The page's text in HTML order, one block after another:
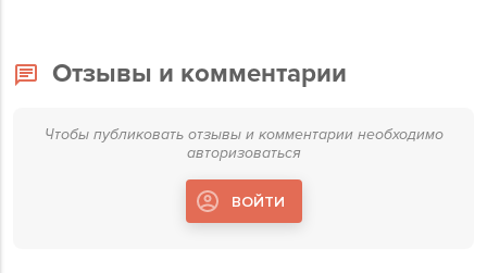
Отзывы и комментарии
Чтобы публиковать отзывы и комментарии необходимо
авторизоваться
ВОЙТИ